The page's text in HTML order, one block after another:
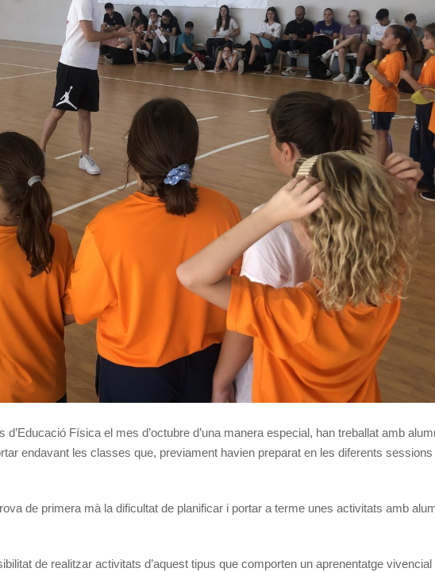
Física el mes d’octubre d’una manera especial, han treballat amb
endavant les classes que, previament havien preparat en les diferents sessions
de primera mà la dificultat de planificar i portar a terme unes activitats amb
de realitzar activitats d’aquest tipus que comporten un aprenentatge vivencial